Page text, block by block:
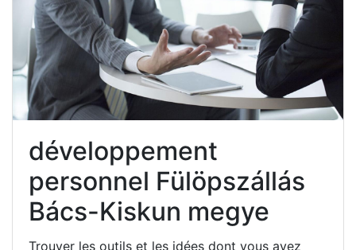
développement
personnel Fülöpszállás
Bács-Kiskun megye
Trouver les outils et les idées dont vous avez